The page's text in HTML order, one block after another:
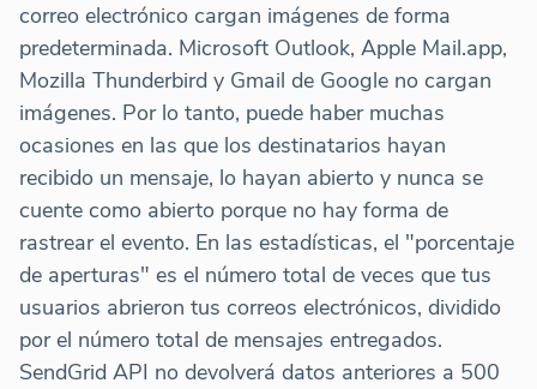
correo electrónico cargan imágenes de forma
predeterminada. Microsoft Outlook, Apple Mail.app,
Mozilla Thunderbird y Gmail de Google no cargan
imágenes. Por lo tanto, puede haber muchas
ocasiones en las que los destinatarios hayan
recibido un mensaje, lo hayan abierto y nunca se
cuente como abierto porque no hay forma de
rastrear el evento. En las estadísticas, el "porcentaje
de aperturas" es el número total de veces que tus
usuarios abrieron tus correos electrónicos, dividido
por el número total de mensajes entregados.
SendGrid API no devolverá datos anteriores a 500